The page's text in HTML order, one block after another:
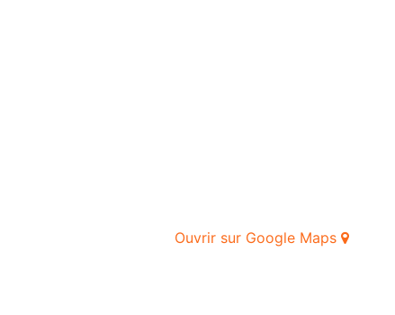
Ouvrir sur Google Maps